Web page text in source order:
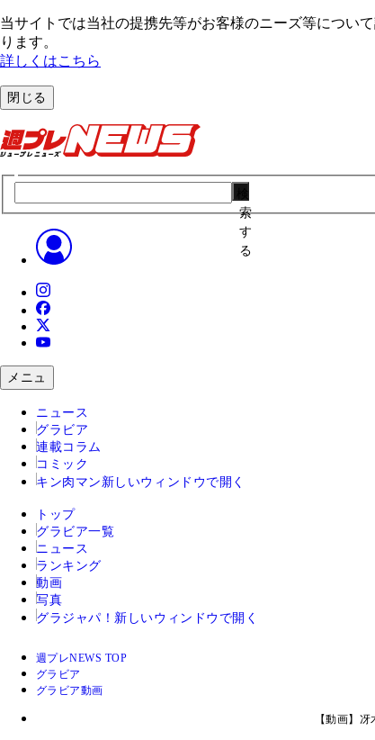
当サイトでは当社の提携先等がお客様のニーズ等につい
ります。
詳しくはこちら
閉じる
索
す
る
メニュ
ニュース
グラビア
連載コラム
コミック
キン肉マン 新しいウィンドウで開く
トップ
グラビア一覧
ニュース
ランキング
動画
写真
グラジャパ！ 新しいウィンドウで開く
週プレNEWS TOP
グラビア
グラビア動画
【動画】